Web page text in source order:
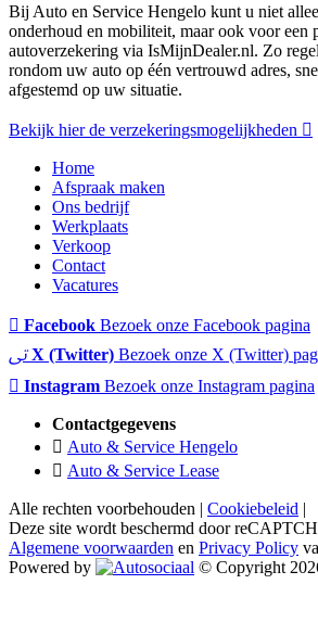
Bij Auto en Service Hengelo kunt u niet
onderhoud en mobiliteit, maar ook voor een
autoverzekering via IsMijnDealer.nl. Zo
rondom uw auto op één vertrouwd adres,
afgestemd op uw situatie.
Bekijk hier de verzekeringsmogelijkheden
Home
Afspraak maken
Ons bedrijf
Werkplaats
Verkoop
Contact
Vacatures
Facebook Bezoek onze Facebook pagina
X (Twitter) Bezoek onze X (Twitter)
Instagram Bezoek onze Instagram pagina
Contactgegevens
Auto & Service Hengelo
Auto & Service Lease
Alle rechten voorbehouden | Cookiebeleid |
Deze site wordt beschermd door
Algemene voorwaarden en Privacy Policy
Powered by
© Copyright